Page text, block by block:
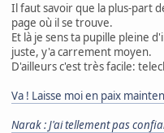
Il faut savoir que la plus-part
page où il se trouve.
Et là je sens ta pupille pleine
juste, y'a carrement moyen.
D'ailleurs c'est très facile:
Va ! Laisse moi en paix
Narak : J'ai tellement pas